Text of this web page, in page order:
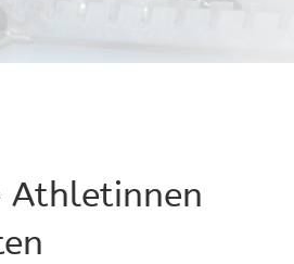
Athletinnen